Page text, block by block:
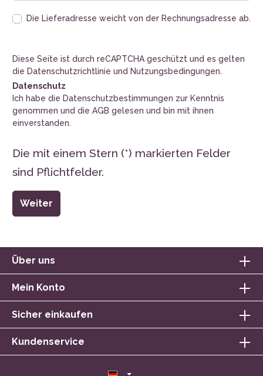
Die Lieferadresse weicht von der Rechnungsadresse ab.
Diese Seite ist durch reCAPTCHA geschützt und es gelten
die Datenschutzrichtlinie und Nutzungsbedingungen.
Datenschutz
Ich habe die Datenschutzbestimmungen zur Kenntnis
genommen und die AGB gelesen und bin mit ihnen
einverstanden.
Die mit einem Stern (*) markierten Felder
sind Pflichtfelder.
Weiter
Über uns
Mein Konto
Sicher einkaufen
Kundenservice